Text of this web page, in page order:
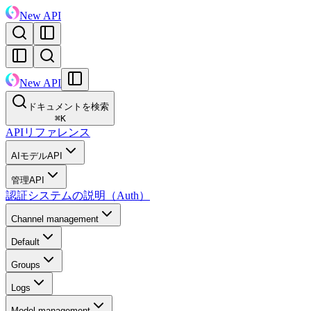
New API
New API
ドキュメントを検索
⌘K
APIリファレンス
AIモデルAPI
管理API
認証システムの説明（Auth）
Channel management
Default
Groups
Logs